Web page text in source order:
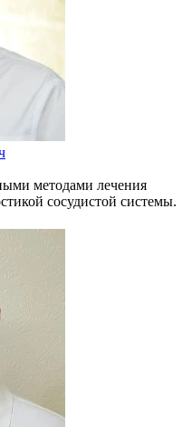
методами лечения
сосудистой системы.